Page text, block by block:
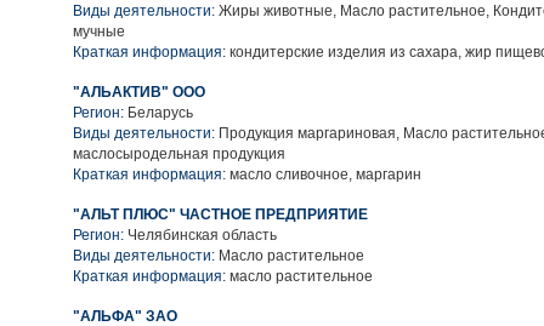
Виды деятельности: Жиры животные, Масло растительное,
мучные
Краткая информация: кондитерские изделия из сахара, жир
"АЛЬАКТИВ" ООО
Регион: Беларусь
Виды деятельности: Продукция маргариновая, Масло
маслосыродельная продукция
Краткая информация: масло сливочное, маргарин
"АЛЬТ ПЛЮС" ЧАСТНОЕ ПРЕДПРИЯТИЕ
Регион: Челябинская область
Виды деятельности: Масло растительное
Краткая информация: масло растительное
"АЛЬФА" ЗАО